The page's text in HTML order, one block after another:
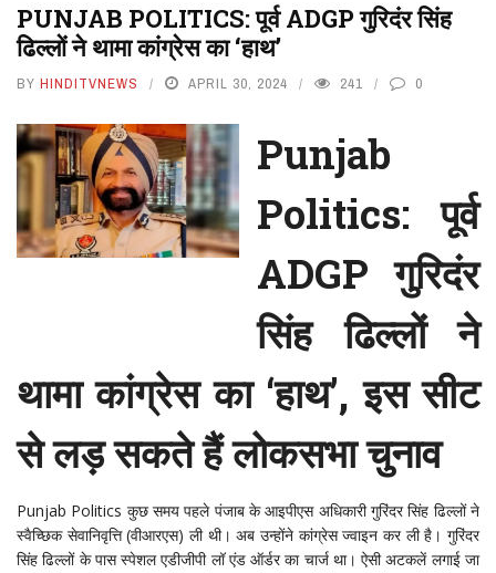
PUNJAB POLITICS: पूर्व ADGP गुरिदंर सिंह
ढिल्लों ने थामा कांग्रेस का ‘हाथ’
BY HINDITVNEWS APRIL 30, 2024 241 0
Punjab
Politics: पूर्व
ADGP गुरिदंर
सिंह ढिल्लों ने
थामा कांग्रेस का ‘हाथ’, इस सीट
से लड़ सकते हैं लोकसभा चुनाव
Punjab Politics कुछ समय पहले पंजाब के आइपीएस अधिकारी गुरिंदर सिंह ढिल्लों ने
स्वैच्छिक सेवानिवृत्ति (वीआरएस) ली थी। अब उन्होंने कांग्रेस ज्वाइन कर ली है। गुरिंदर
सिंह ढिल्लों के पास स्पेशल एडीजीपी लॉ एंड ऑर्डर का चार्ज था। ऐसी अटकलें लगाई जा